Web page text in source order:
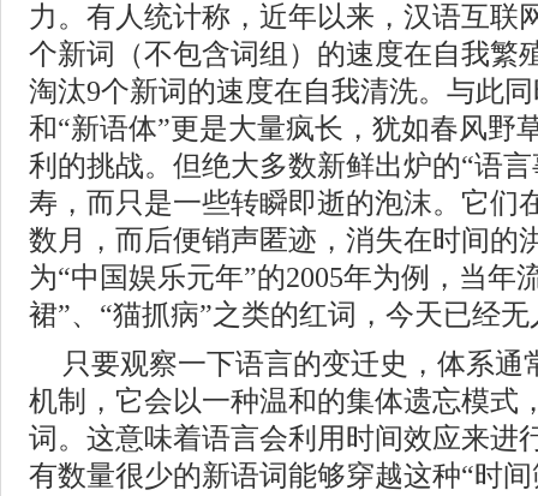
力。有人统计称，近年以来，汉语互联
个新词（不包含词组）的速度在自我繁
淘汰9个新词的速度在自我清洗。与此
和“新语体”更是大量疯长，犹如春风野
利的挑战。但绝大多数新鲜出炉的“语
寿，而只是一些转瞬即逝的泡沫。它们
数月，而后便销声匿迹，消失在时间的
为“中国娱乐元年”的2005年为例，当年
裙”、“猫抓病”之类的红词，今天已经
只要观察一下语言的变迁史，体系通
机制，它会以一种温和的集体遗忘模式
词。这意味着语言会利用时间效应来进
有数量很少的新语词能够穿越这种“时